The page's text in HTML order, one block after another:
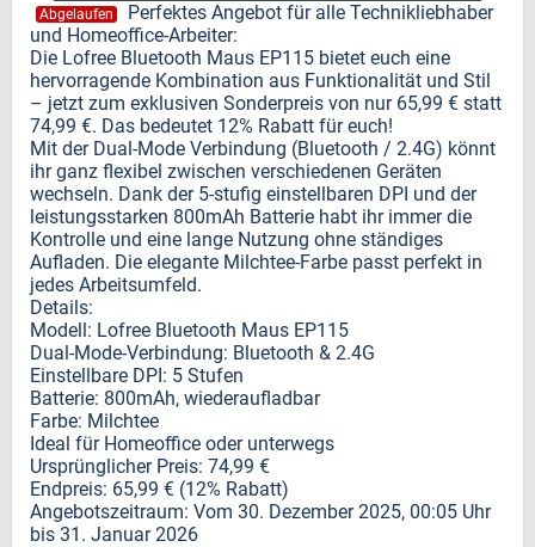
Abgelaufen
Perfektes Angebot für alle Technikliebhaber
und Homeoffice-Arbeiter:
Die Lofree Bluetooth Maus EP115 bietet euch eine
hervorragende Kombination aus Funktionalität und Stil
– jetzt zum exklusiven Sonderpreis von nur 65,99 € statt
74,99 €. Das bedeutet 12% Rabatt für euch!
Mit der Dual-Mode Verbindung (Bluetooth / 2.4G) könnt
ihr ganz flexibel zwischen verschiedenen Geräten
wechseln. Dank der 5-stufig einstellbaren DPI und der
leistungsstarken 800mAh Batterie habt ihr immer die
Kontrolle und eine lange Nutzung ohne ständiges
Aufladen. Die elegante Milchtee-Farbe passt perfekt in
jedes Arbeitsumfeld.
Details:
Modell: Lofree Bluetooth Maus EP115
Dual-Mode-Verbindung: Bluetooth & 2.4G
Einstellbare DPI: 5 Stufen
Batterie: 800mAh, wiederaufladbar
Farbe: Milchtee
Ideal für Homeoffice oder unterwegs
Ursprünglicher Preis: 74,99 €
Endpreis: 65,99 € (12% Rabatt)
Angebotszeitraum: Vom 30. Dezember 2025, 00:05 Uhr
bis 31. Januar 2026